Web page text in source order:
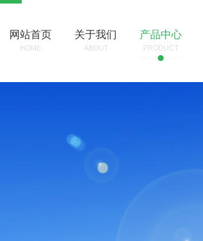
网站首页
HOME
关于我们
ABOUT
产品中心
PRODUCT